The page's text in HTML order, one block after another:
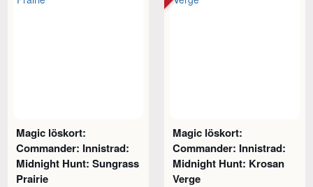
Magic löskort:
Commander: Innistrad:
Midnight Hunt: Sungrass
Prairie
Magic löskort:
Commander: Innistrad:
Midnight Hunt: Krosan
Verge